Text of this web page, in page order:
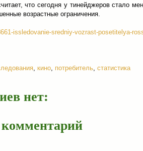
что сегодня у тинейджеров стало
возрастные ограничения.
issledovanie-sredniy-vozrast-posetitelya-
кино потребитель статистика
нет: